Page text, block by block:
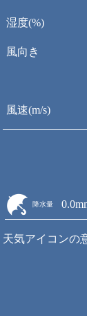
湿度(%)
風向き
風速(m/s)
降水量
天気アイコンの